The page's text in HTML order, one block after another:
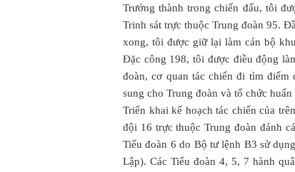
Trưởng thành trong chiến đấu, tôi
Trinh sát trực thuộc Trung đoàn 95.
xong, tôi được giữ lại làm cán bộ
Đặc công 198, tôi được điều động
đoàn, cơ quan tác chiến đi tìm điểm
sung cho Trung đoàn và tổ chức
Triển khai kế hoạch tác chiến của
đội 16 trực thuộc Trung đoàn đánh
Tiểu đoàn 6 do Bộ tư lệnh B3 sử
Lập). Các Tiểu đoàn 4, 5, 7 hành